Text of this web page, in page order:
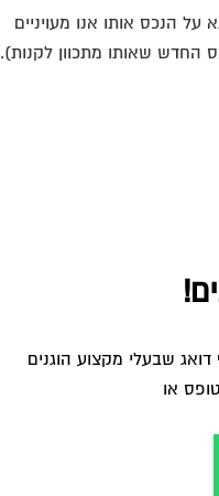
הנכס אותו אנו מעויניים
שאותו מתכוון לקנות).
שבעלי מקצוע הוגנים
אולחץ לשליחת הודעת